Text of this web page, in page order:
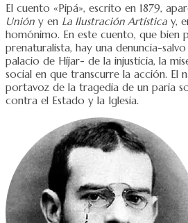
El cuento «Pipá», escrito en 1879,
Unión y en La Ilustración Artística y,
homónimo. En este cuento, que bien
prenaturalista, hay una denuncia-
palacio de Híjar- de la injusticia, la
social en que transcurre la acción. El
portavoz de la tragedia de un paria
contra el Estado y la Iglesia.